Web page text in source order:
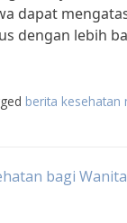
dapat
dengan lebih
berita kesehatan
bagi